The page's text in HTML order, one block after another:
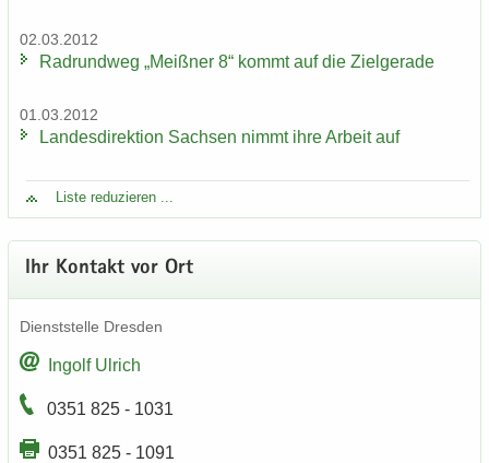
02.03.2012
Rad­rund­weg „Meiß­ner 8“ kommt auf die Ziel­ge­ra­de
01.03.2012
Lan­des­di­rek­ti­on Sach­sen nimmt ihre Ar­beit auf
Liste re­du­zie­ren ...
Ihr Kon­takt vor Ort
Dienst­stel­le Dres­den
In­golf Ul­rich
0351 825 - 1031
0351 825 - 1091